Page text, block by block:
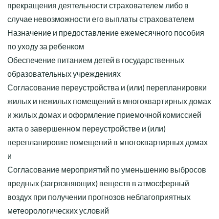
прекращения деятельности страхователем либо в
случае невозможности его выплаты страхователем
Назначение и предоставление ежемесячного пособия
по уходу за ребенком
Обеспечение питанием детей в государственных
образовательных учреждениях
Согласование переустройства и (или) перепланировки
жилых и нежилых помещений в многоквартирных домах
и жилых домах и оформление приемочной комиссией
акта о завершенном переустройстве и (или)
перепланировке помещений в многоквартирных домах
и
Согласование мероприятий по уменьшению выбросов
вредных (загрязняющих) веществ в атмосферный
воздух при получении прогнозов неблагоприятных
метеорологических условий